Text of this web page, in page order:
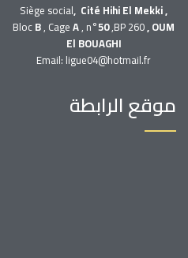
Siège social, Cité Hihi El Mekki ,
BlocB, CageA, n°50,BP 260, OUM
El BOUAGHI
Email: ligue04@hotmail.fr
موقع الرابطة